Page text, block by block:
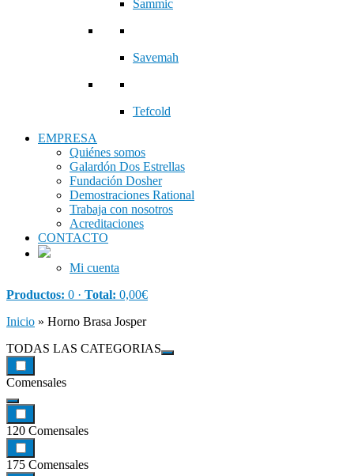
Sammic
Savemah
Tefcold
EMPRESA
Quiénes somos
Galardón Dos Estrellas
Fundación Dosher
Demostraciones Rational
Trabaja con nosotros
Acreditaciones
CONTACTO
Mi cuenta
Productos: 0 · Total: 0,00€
Inicio » Horno Brasa Josper
TODAS LAS CATEGORIAS
Comensales
120 Comensales
175 Comensales